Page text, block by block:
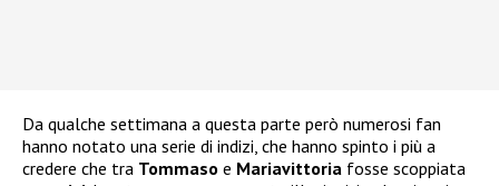
Da qualche settimana a questa parte però numerosi fan
hanno notato una serie di indizi, che hanno spinto i più a
credere che tra Tommaso e Mariavittoria fosse scoppiata